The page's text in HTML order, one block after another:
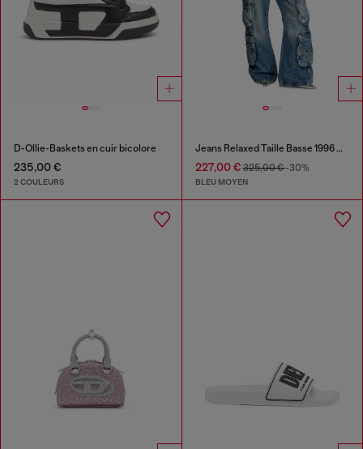
D-Ollie-Baskets en cuir bicolore
235,00 €
2 COULEURS
Jeans Relaxed Taille Basse 1996 D-Sire
227,00 €325,00 €-30%
BLEU MOYEN